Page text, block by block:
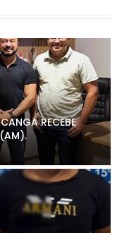
RECEBE
(AM).